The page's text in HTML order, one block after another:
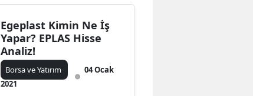
Egeplast Kimin Ne İş
Yapar? EPLAS Hisse
Analiz!
Borsa ve Yatırım
04 Ocak
2021